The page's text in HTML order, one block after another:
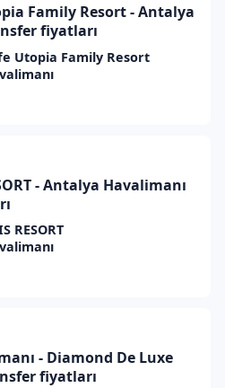
Family Resort - Antalya
fiyatları
Utopia Family Resort
- Antalya Havalimanı
RESORT
- Diamond De Luxe
fiyatları